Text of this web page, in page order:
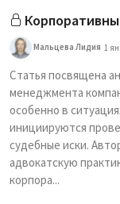
Мальцева Лидия 1
Статья посвящена
менеджмента
особенно в
инициируются
судебные иски.
адвокатскую
корпора...